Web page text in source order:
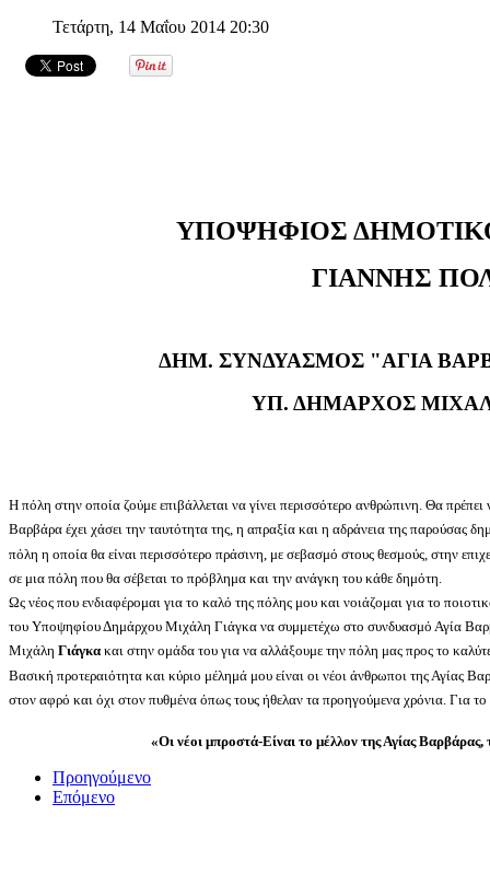
Τετάρτη, 14 Μαΐου 2014 20:30
ΥΠΟΨΗΦΙΟΣ
ΓΙΑΝΝΗΣ
ΔΗΜ. ΣΥΝΔΥΑΣΜΟΣ "ΑΓΙΑ
ΥΠ. ΔΗΜΑΡΧΟΣ
Η πόλη στην οποία ζούμε επιβάλλεται να γίνει περισσότερο ανθρώπινη. Θα
Βαρβάρα έχει χάσει την ταυτότητα της, η απραξία και η αδράνεια της παρούσας
πόλη η οποία θα είναι περισσότερο πράσινη, με σεβασμό στους θεσμούς, στην
σε μια πόλη που θα σέβεται το πρόβλημα και την ανάγκη του κάθε δημότη.
Ως νέος που ενδιαφέρομαι για το καλό της πόλης μου και νοιάζομαι για το
του Υποψηφίου Δημάρχου Μιχάλη Γιάγκα να συμμετέχω στο συνδυασμό Αγία
Μιχάλη Γιάγκα και στην ομάδα του για να αλλάξουμε την πόλη μας προς το
Βασική προτεραιότητα και κύριο μέλημά μου είναι οι νέοι άνθρωποι της Αγίας
στον αφρό και όχι στον πυθμένα όπως τους ήθελαν τα προηγούμενα χρόνια. Για
«Οι νέοι μπροστά-Είναι το μέλλον της Αγίας Βαρβάρας,
Προηγούμενο
Επόμενο